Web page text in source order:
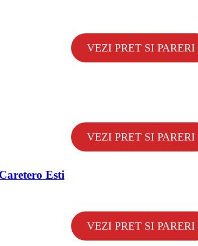
VEZI PRET SI PARERI
VEZI PRET SI PARERI
Esti
VEZI PRET SI PARERI